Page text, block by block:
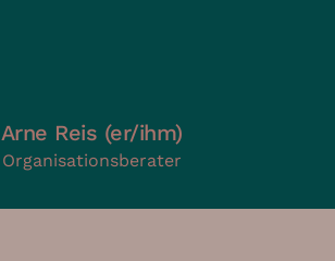
Arne Reis (er/ihm)
Organisationsberater